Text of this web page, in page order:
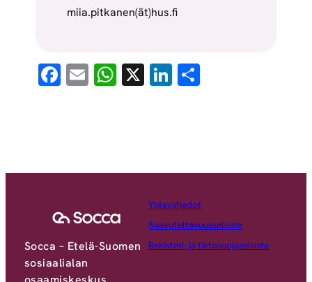
miia.pitkanen(ät)hus.fi
Facebook
EmailWhatsApp
X LinkedIn
Share
Socca – Etelä-Suomen
sosiaalialan
Yhteystiedot
Saavutettavuusseloste
Rekisteri- ja tietosuojaseloste